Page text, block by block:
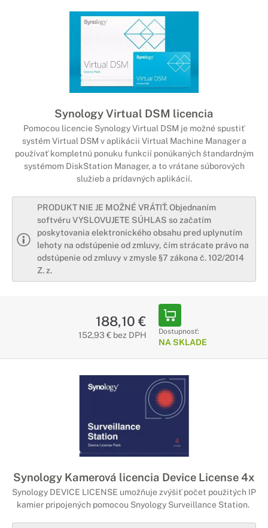
Synology Virtual DSM licencia
Pomocou licencie Synology Virtual DSM je možné spustiť
systém Virtual DSM v aplikácii Virtual Machine Manager a
používať kompletnú ponuku funkcií ponúkaných štandardným
systémom DiskStation Manager, a to vrátane súborových
služieb a prídavných aplikácií.
PRODUKT NIE JE MOŽNÉ VRÁTIŤ. Objednaním
softvéru VYSLOVUJETE SÚHLAS so začatím
poskytovania elektronického obsahu pred uplynutím
lehoty na odstúpenie od zmluvy, čím strácate právo na
odstúpenie od zmluvy v zmysle §7 zákona č. 102/2014
Z. z.
188,10 €
152,93 € bez DPH Dostupnosť:
NA SKLADE
Synology Kamerová licencia Device License 4x
Synology DEVICE LICENSE umožňuje zvýšiť počet použitých IP
kamier pripojených pomocou Snyology Surveillance Station.